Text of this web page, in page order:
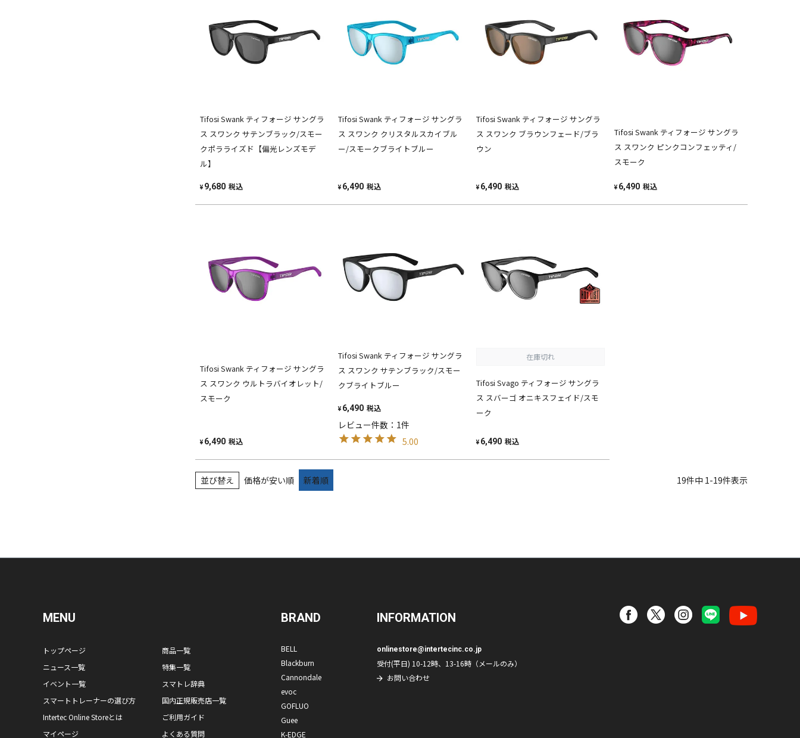
Tifosi Swank ティフォージ サングラ
ス スワンク サテンブラック/スモー
クポラライズド【偏光レンズモデ
ル】
¥ 9,680 税込
Tifosi Swank ティフォージ サングラ
ス スワンク クリスタルスカイブル
ー/スモークブライトブルー
¥ 6,490 税込
Tifosi Swank ティフォージ サングラ
ス スワンク ブラウンフェード/ブラ
ウン
¥ 6,490 税込
Tifosi Swank ティフォージ サングラ
ス スワンク ピンクコンフェッティ/
スモーク
¥ 6,490 税込
Tifosi Swank ティフォージ サングラ
ス スワンク ウルトラバイオレット/
スモーク
¥ 6,490 税込
Tifosi Swank ティフォージ サングラ
ス スワンク サテンブラック/スモー
クブライトブルー
¥ 6,490 税込
レビュー件数：1件
5.00
在庫切れ
Tifosi Svago ティフォージ サングラ
ス スバーゴ オニキスフェイド/スモ
ーク
¥ 6,490 税込
並び替え 価格が安い順 新着順 19件中 1-19件表示
MENU
トップページ
商品一覧
ニュース一覧
特集一覧
イベント一覧
スマトレ辞典
スマートトレーナーの選び方
国内正規販売店一覧
Intertec Online Storeとは
ご利用ガイド
マイページ
よくある質問
BRAND
BELL
Blackburn
Cannondale
evoc
GOFLUO
Guee
K-EDGE
INFORMATION
onlinestore@intertecinc.co.jp
受付(平日) 10-12時、13-16時（メールのみ）
お問い合わせ